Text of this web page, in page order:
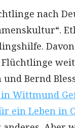
nach
Flüchtlinge
Bernd
Wittmund
ein Leben in